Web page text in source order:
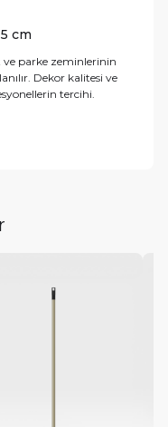
cm
ve parke zeminlerinin
Dekor kalitesi ve
tercihi.